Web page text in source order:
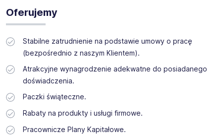
Oferujemy
Stabilne zatrudnienie na podstawie umowy o pracę
(bezpośrednio z naszym Klientem).
Atrakcyjne wynagrodzenie adekwatne do posiadanego
doświadczenia.
Paczki świąteczne.
Rabaty na produkty i usługi firmowe.
Pracownicze Plany Kapitałowe.